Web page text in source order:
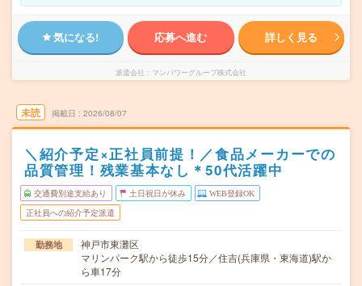
気になる! 応募へ進む 詳しく見る
派遣会社 マンパワーグループ株式会社
未読 掲載日 2026/08/07
＼紹介予定×正社員前提！／食品メーカーでの
品質管理！残業基本なし＊50代活躍中
交通費別途支給あり 土日祝日が休み WEB登録OK
正社員への紹介予定派遣
勤務地
神戸市東灘区
マリンパーク駅から徒歩15分／住吉(兵庫県・東海道)駅か
ら車17分